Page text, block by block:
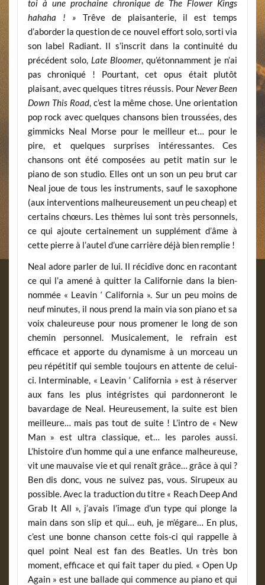
toi à une prochaine chronique de The Flower Kings
hahaha ! » Trêve de plaisanterie, il est temps
d’aborder la question de ce nouvel effort solo, sorti via
son label Radiant. Il s’inscrit dans la continuité du
précédent solo, Late Bloomer, qu’étonnamment je n’ai
pas chroniqué ! Pourtant, cet opus était plutôt
plaisant, avec quelques titres réussis. Pour Never Been
Down This Road, c’est la même chose. Une orientation
pop rock avec quelques chansons bien troussées, des
gimmicks Neal Morse pour le meilleur et… pour le
pire, et quelques surprises intéressantes. Ces
chansons ont été composées au petit matin sur le
piano de son studio. Elles ont un son un peu brut car
Neal joue de tous les instruments, sauf le saxophone
(aux interventions malheureusement un peu cheap) et
certains chœurs. Les thèmes lui sont très personnels,
ce qui ajoute certainement un supplément d’âme à
cette pierre à l’autel d’une carrière déjà bien remplie !
Neal adore parler de lui. Il récidive donc en racontant
ce qui l’a amené à quitter la Californie dans la bien-
nommée « Leavin ‘ California ». Sur un peu moins de
neuf minutes, il nous prend la main via son piano et sa
voix chaleureuse pour nous promener le long de son
chemin personnel. Musicalement, le refrain est
efficace et apporte du dynamisme à un morceau un
peu répétitif qui semble toujours en attente de celui-
ci. Interminable, « Leavin ‘ California » est à réserver
aux fans les plus intégristes qui pardonneront le
bavardage de Neal. Heureusement, la suite est bien
meilleure… mais pas tout de suite ! L’intro de « New
Man » est ultra classique, et… les paroles aussi.
L’histoire d’un homme qui a une enfance malheureuse,
vit une mauvaise vie et qui renaît grâce… grâce à qui ?
Ben dis donc, vous ne suivez pas, vous. Sirupeux au
possible. Avec la traduction du titre « Reach Deep And
Grab It All », j’avais l’image d’un type qui plonge la
main dans son slip et qui… euh, je m’égare… En plus,
c’est une bonne chanson cette fois-ci qui rappelle à
quel point Neal est fan des Beatles. Un très bon
moment, efficace et qui fait taper du pied. « Open Up
Again » est une ballade qui commence au piano et qui